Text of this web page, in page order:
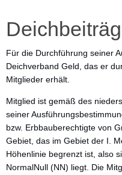
Für die Durchführung seiner
Deichverband Geld, das er
Mitglieder erhält.
Mitglied ist gemäß des
seiner
bzw. Erbbauberechtigte von
Gebiet, das im Gebiet der I.
Höhenlinie begrenzt ist, also
NormalNull (NN) liegt. Die